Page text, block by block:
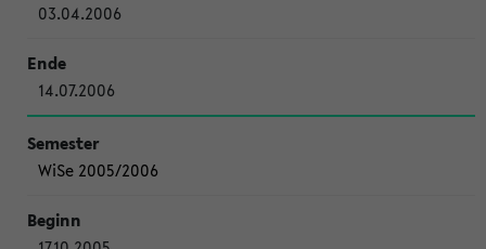
03.04.2006
14.07.2006
WiSe 2005/2006